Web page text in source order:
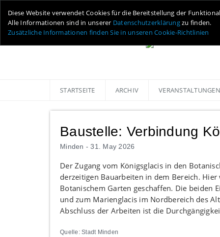
Diese Website verwendet Cookies für die Bereitstellung der
Alle Informationen sind in unserer Datenschutzerklärungzu finden.
Zusätzliche Informationen finden Sie in unseren Cookie-Richtlinien
STARTSEITE ARCHIV VERANSTALTUNGEN
Baustelle: Verbindung
Minden -31. May 2026
Der Zugang vom Königsglacis in den
derzeitigen Bauarbeiten in dem Bereich.
Botanischem Garten geschaffen. Die beiden
und zum Marienglacis im Nordbereich des
Abschluss der Arbeiten ist die
Quelle: Stadt Minden